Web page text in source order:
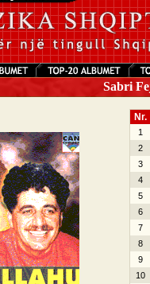
Sabri
Nr.
1
2
3
4
5
6
7
8
9
10